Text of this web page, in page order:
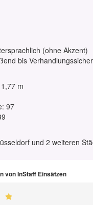
(ohne Akzent)
bis
m
97
und 2 weiteren
von InStaff Einsätzen